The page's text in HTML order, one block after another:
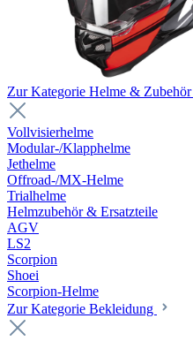
Zur Kategorie Helme & Zubehör
Vollvisierhelme
Modular-/Klapphelme
Jethelme
Offroad-/MX-Helme
Trialhelme
Helmzubehör & Ersatzteile
AGV
LS2
Scorpion
Shoei
Scorpion-Helme
Zur Kategorie Bekleidung